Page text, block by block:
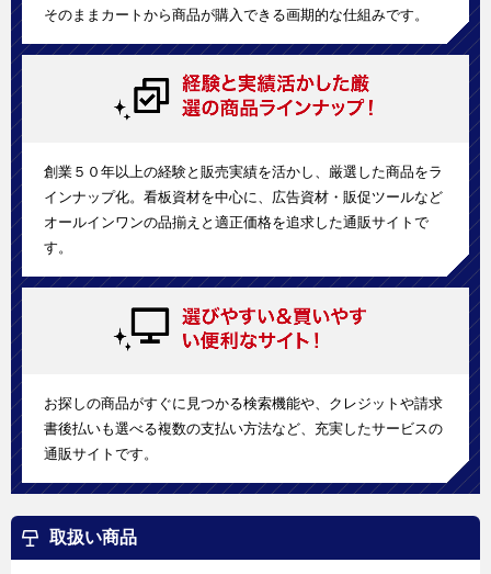
そのままカートから商品が購入できる画期的な仕組みです。
創業５０年以上の経験と販売実績を活かし、厳選した商品をラ
インナップ化。看板資材を中心に、広告資材・販促ツールなど
オールインワンの品揃えと適正価格を追求した通販サイトで
す。
お探しの商品がすぐに見つかる検索機能や、クレジットや請求
書後払いも選べる複数の支払い方法など、充実したサービスの
通販サイトです。
取扱い商品